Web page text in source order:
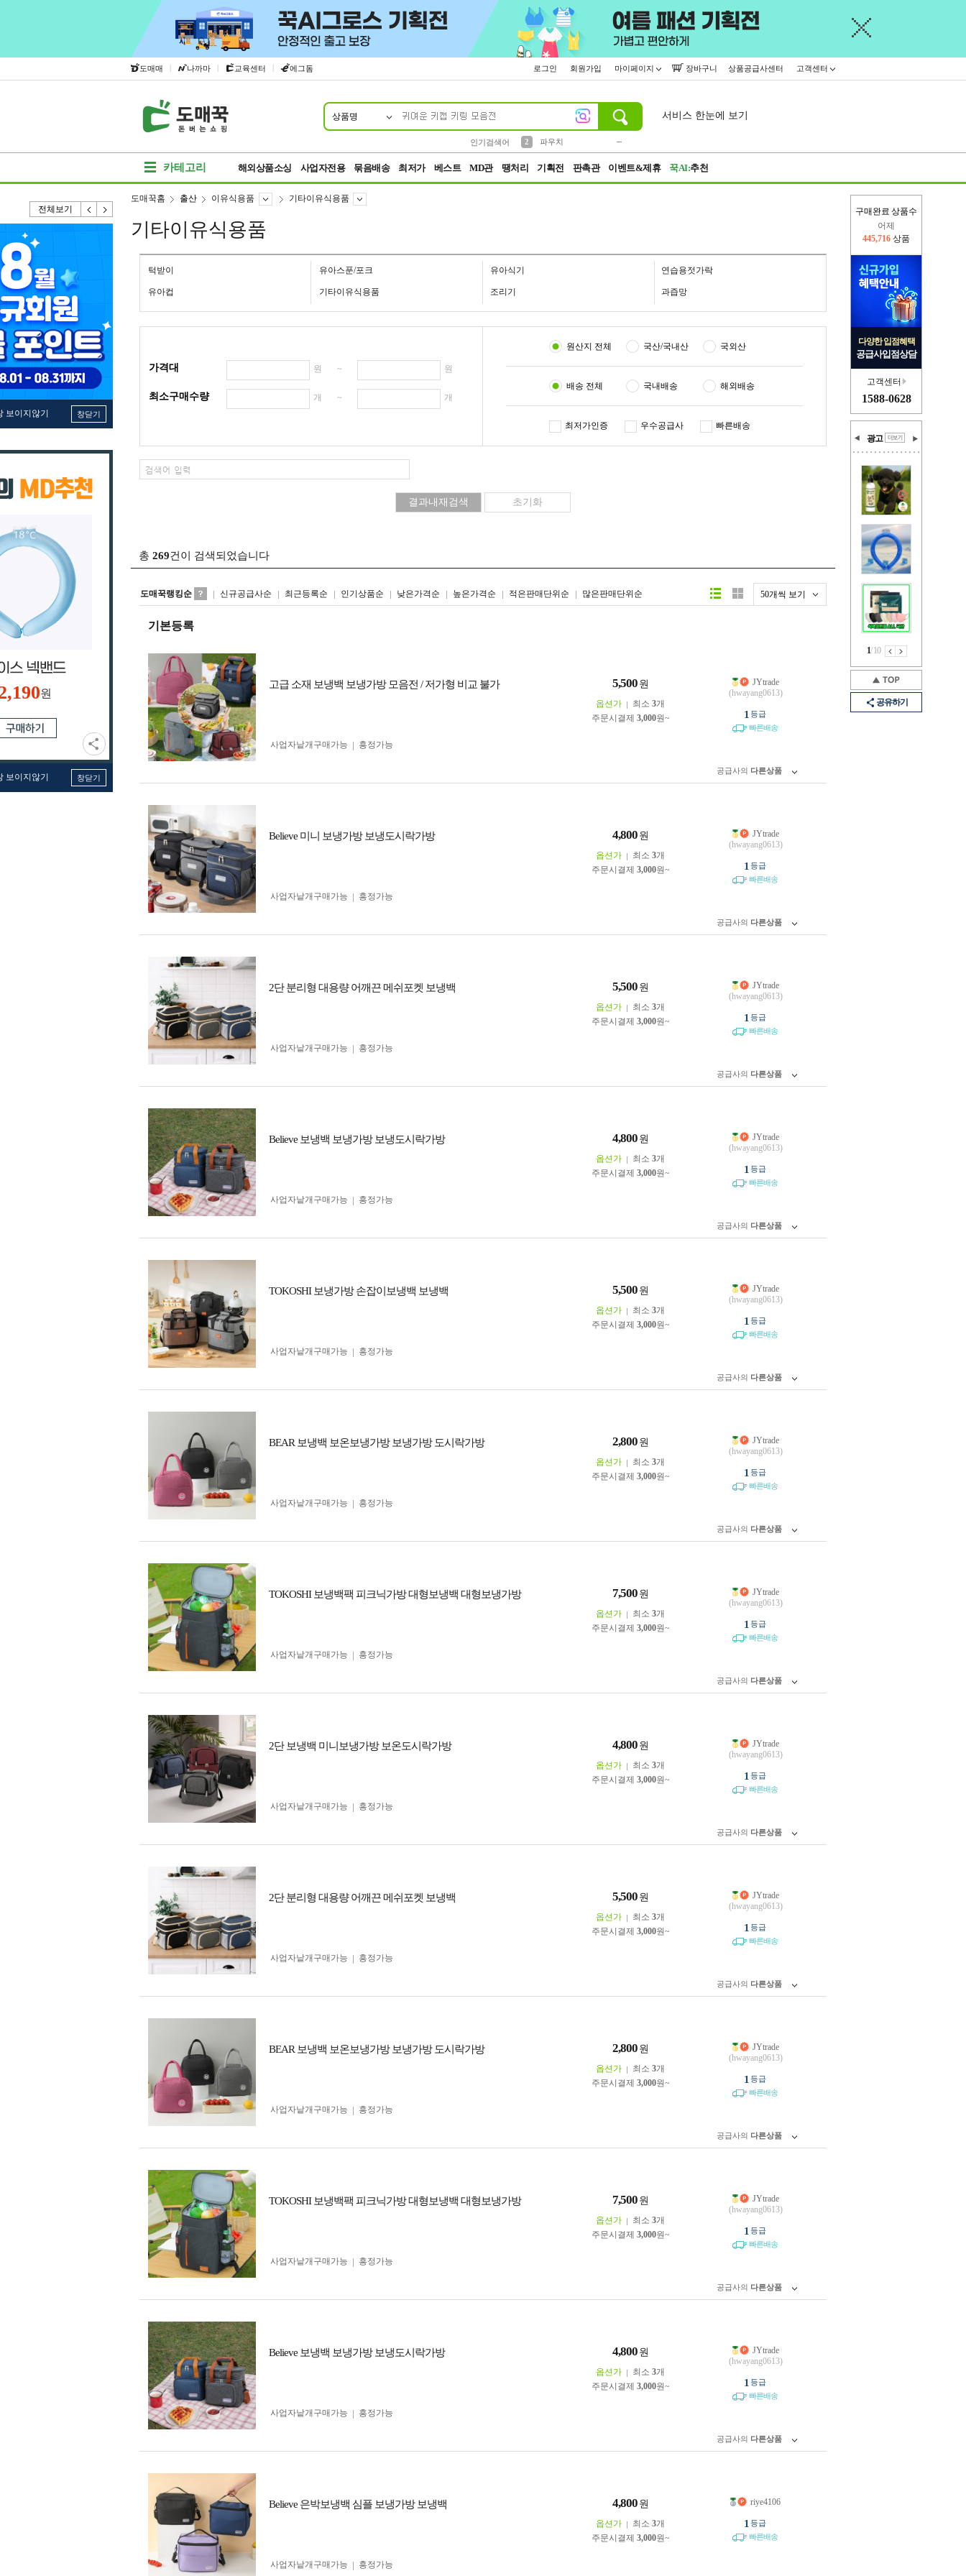
도매매 | 나까마 | 교육센터 | 에그돔 로그인 회원가입 마이페이지 장바구니 상품공급사센터 고객센터
상품명
인기검색어
2
파우치
서비스 한눈에 보기
카테고리 해외상품소싱 사업자전용 묶음배송 최저가 베스트 MD관 땡처리 기획전 판촉관 이벤트&제휴 꾹AI:추천
전체보기
보이지않기 창닫기
원
보이지않기 창닫기
구매완료 상품수
오늘(현재)
282,868 상품
다양한 입점혜택
공급사입점상담
고객센터
1588-0628
광고
1/10
공유하기
도매꾹홈 출산 이유식용품 기타이유식용품
기타이유식용품
턱받이 유아스푼/포크 유아식기 연습용젓가락
유아컵 기타이유식용품 조리기 과즙망
가격대 원 ~ 원
최소구매수량 개 ~ 개
원산지 전체 국산/국내산 국외산
배송 전체 국내배송 해외배송
최저가인증 우수공급사 빠른배송
총 269건이 검색되었습니다
도매꾹랭킹순 신규공급사순 최근등록순 인기상품순 낮은가격순 높은가격순 적은판매단위순 많은판매단위순 50개씩 보기
리스트형갤러리형
기본등록
고급 소재 보냉백 보냉가방 모음전 / 저가형 비교 불가 5,500 원
옵션가 최소 3개
주문시결제 3,000원~
사업자 낱개구매가능 흥정가능
JYtrade
(hwayang0613)
1 등급
빠른배송
공급사의 다른상품
Believe 미니 보냉가방 보냉도시락가방 4,800 원
옵션가 최소 3개
주문시결제 3,000원~
사업자 낱개구매가능 흥정가능
JYtrade
(hwayang0613)
1 등급
빠른배송
공급사의 다른상품
2단 분리형 대용량 어깨끈 메쉬포켓 보냉백 5,500 원
옵션가 최소 3개
주문시결제 3,000원~
사업자 낱개구매가능 흥정가능
JYtrade
(hwayang0613)
1 등급
빠른배송
공급사의 다른상품
Believe 보냉백 보냉가방 보냉도시락가방 4,800 원
옵션가 최소 3개
주문시결제 3,000원~
사업자 낱개구매가능 흥정가능
JYtrade
(hwayang0613)
1 등급
빠른배송
공급사의 다른상품
TOKOSHI 보냉가방 손잡이보냉백 보냉백 5,500 원
옵션가 최소 3개
주문시결제 3,000원~
사업자 낱개구매가능 흥정가능
JYtrade
(hwayang0613)
1 등급
빠른배송
공급사의 다른상품
BEAR 보냉백 보온보냉가방 보냉가방 도시락가방 2,800 원
옵션가 최소 3개
주문시결제 3,000원~
사업자 낱개구매가능 흥정가능
JYtrade
(hwayang0613)
1 등급
빠른배송
공급사의 다른상품
TOKOSHI 보냉백팩 피크닉가방 대형보냉백 대형보냉가방 7,500 원
옵션가 최소 3개
주문시결제 3,000원~
사업자 낱개구매가능 흥정가능
JYtrade
(hwayang0613)
1 등급
빠른배송
공급사의 다른상품
2단 보냉백 미니보냉가방 보온도시락가방 4,800 원
옵션가 최소 3개
주문시결제 3,000원~
사업자 낱개구매가능 흥정가능
JYtrade
(hwayang0613)
1 등급
빠른배송
공급사의 다른상품
2단 분리형 대용량 어깨끈 메쉬포켓 보냉백 5,500 원
옵션가 최소 3개
주문시결제 3,000원~
사업자 낱개구매가능 흥정가능
JYtrade
(hwayang0613)
1 등급
빠른배송
공급사의 다른상품
BEAR 보냉백 보온보냉가방 보냉가방 도시락가방 2,800 원
옵션가 최소 3개
주문시결제 3,000원~
사업자 낱개구매가능 흥정가능
JYtrade
(hwayang0613)
1 등급
빠른배송
공급사의 다른상품
TOKOSHI 보냉백팩 피크닉가방 대형보냉백 대형보냉가방 7,500 원
옵션가 최소 3개
주문시결제 3,000원~
사업자 낱개구매가능 흥정가능
JYtrade
(hwayang0613)
1 등급
빠른배송
공급사의 다른상품
Believe 보냉백 보냉가방 보냉도시락가방 4,800 원
옵션가 최소 3개
주문시결제 3,000원~
사업자 낱개구매가능 흥정가능
JYtrade
(hwayang0613)
1 등급
빠른배송
공급사의 다른상품
Believe 은박보냉백 심플 보냉가방 보냉백 4,800 원
옵션가 최소 3개
주문시결제 3,000원~
사업자 낱개구매가능 흥정가능
riye4106
1 등급
빠른배송